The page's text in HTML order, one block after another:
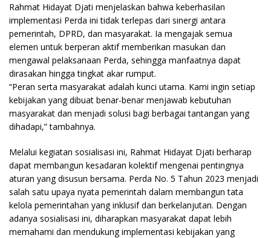
Rahmat Hidayat Djati menjelaskan bahwa keberhasilan
implementasi Perda ini tidak terlepas dari sinergi antara
pemerintah, DPRD, dan masyarakat. Ia mengajak semua
elemen untuk berperan aktif memberikan masukan dan
mengawal pelaksanaan Perda, sehingga manfaatnya dapat
dirasakan hingga tingkat akar rumput.
“Peran serta masyarakat adalah kunci utama. Kami ingin setiap
kebijakan yang dibuat benar-benar menjawab kebutuhan
masyarakat dan menjadi solusi bagi berbagai tantangan yang
dihadapi,” tambahnya.
Melalui kegiatan sosialisasi ini, Rahmat Hidayat Djati berharap
dapat membangun kesadaran kolektif mengenai pentingnya
aturan yang disusun bersama. Perda No. 5 Tahun 2023 menjadi
salah satu upaya nyata pemerintah dalam membangun tata
kelola pemerintahan yang inklusif dan berkelanjutan. Dengan
adanya sosialisasi ini, diharapkan masyarakat dapat lebih
memahami dan mendukung implementasi kebijakan yang